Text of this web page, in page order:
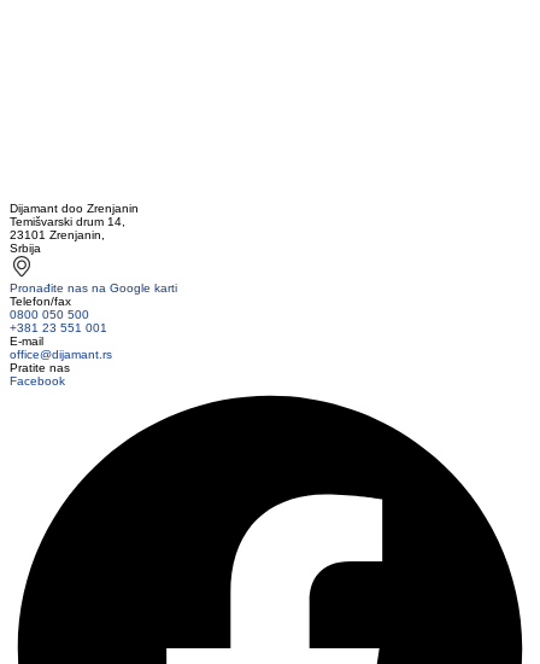
Dijamant doo Zrenjanin
Temišvarski drum 14,
23101 Zrenjanin,
Srbija
Pronađite nas na Google karti
Telefon/fax
0800 050 500
+381 23 551 001
E-mail
office@dijamant.rs
Pratite nas
Facebook